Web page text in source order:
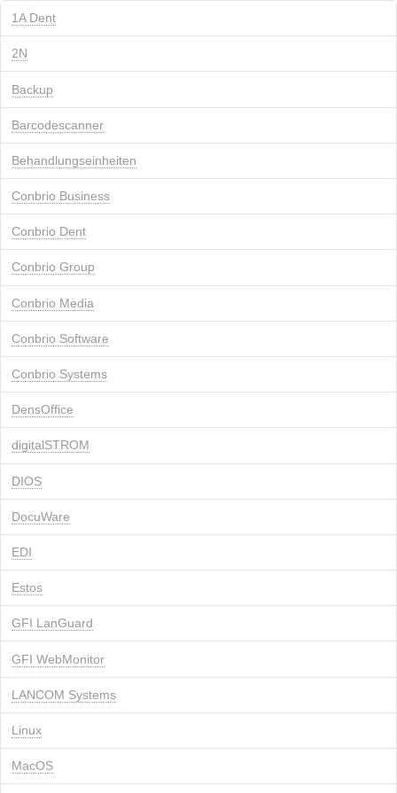
1A Dent
2N
Backup
Barcodescanner
Behandlungseinheiten
Conbrio Business
Conbrio Dent
Conbrio Group
Conbrio Media
Conbrio Software
Conbrio Systems
DensOffice
digitalSTROM
DIOS
DocuWare
EDI
Estos
GFI LanGuard
GFI WebMonitor
LANCOM Systems
Linux
MacOS